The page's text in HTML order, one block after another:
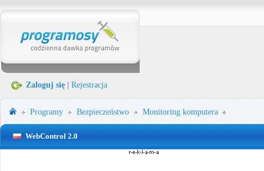
Zaloguj się Rejestracja
Programy Bezpieczeństwo Monitoring komputera
WebControl 2.0